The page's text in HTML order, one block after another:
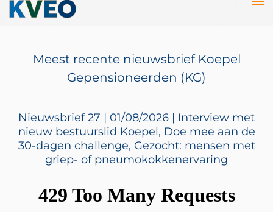
Meest recente nieuwsbrief Koepel
Gepensioneerden (KG)
Nieuwsbrief 27 | 01/08/2026 | Interview met
nieuw bestuurslid Koepel, Doe mee aan de
30-dagen challenge, Gezocht: mensen met
griep- of pneumokokkenervaring